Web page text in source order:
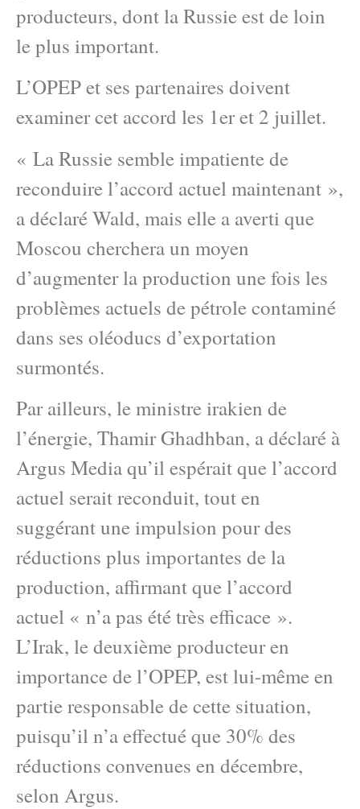
producteurs, dont la Russie est de loin
le plus important.
L’OPEP et ses partenaires doivent
examiner cet accord les 1er et 2 juillet.
« La Russie semble impatiente de
reconduire l’accord actuel maintenant »,
a déclaré Wald, mais elle a averti que
Moscou cherchera un moyen
d’augmenter la production une fois les
problèmes actuels de pétrole contaminé
dans ses oléoducs d’exportation
surmontés.
Par ailleurs, le ministre irakien de
l’énergie, Thamir Ghadhban, a déclaré à
Argus Media qu’il espérait que l’accord
actuel serait reconduit, tout en
suggérant une impulsion pour des
réductions plus importantes de la
production, affirmant que l’accord
actuel « n’a pas été très efficace ».
L’Irak, le deuxième producteur en
importance de l’OPEP, est lui-même en
partie responsable de cette situation,
puisqu’il n’a effectué que 30% des
réductions convenues en décembre,
selon Argus.